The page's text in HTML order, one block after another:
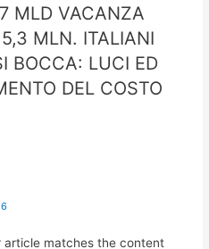
MLD VACANZA
MLN. ITALIANI
BOCCA: LUCI ED
DEL COSTO
article matches the content